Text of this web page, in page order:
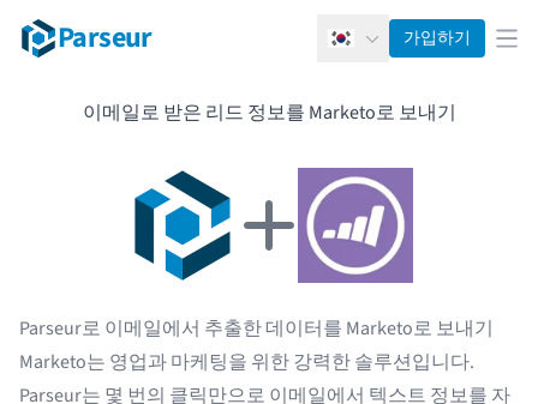
Parseur 한국어가입하기 메
이메일로 받은 리드 정보를 Marketo로 보내기
Parseur로 이메일에서 추출한 데이터를 Marketo로 보내기
Marketo는 영업과 마케팅을 위한 강력한 솔루션입니다.
Parseur는 몇 번의 클릭만으로 이메일에서 텍스트 정보를 자